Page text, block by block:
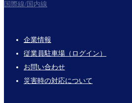
国際線/国内線
Footer
Links
企業情報
従業員駐車場（ログイン）
お問い合わせ
災害時の対応について